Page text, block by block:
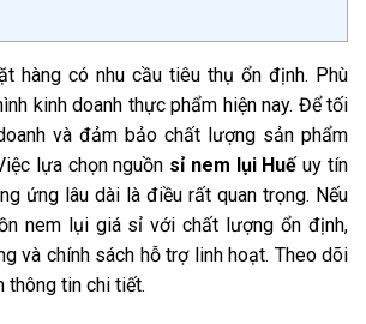
hàng có nhu cầu tiêu thụ ổn định. Phù
kinh doanh thực phẩm hiện nay. Để tối
và đảm bảo chất lượng sản phẩm
lựa chọn nguồn sỉ nem lụi Huế uy tín
ứng lâu dài là điều rất quan trọng. Nếu
nem lụi giá sỉ với chất lượng ổn định,
và chính sách hỗ trợ linh hoạt. Theo dõi
thông tin chi tiết.